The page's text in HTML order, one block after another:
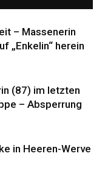
– Massenerin
„Enkelin“ herein
(87) im letzten
– Absperrung
in Heeren-Werve